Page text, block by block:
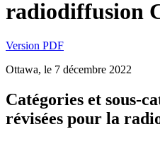
radiodiffusion
Version PDF
Ottawa, le 7 décembre 2022
Catégories et sous-
révisées pour la